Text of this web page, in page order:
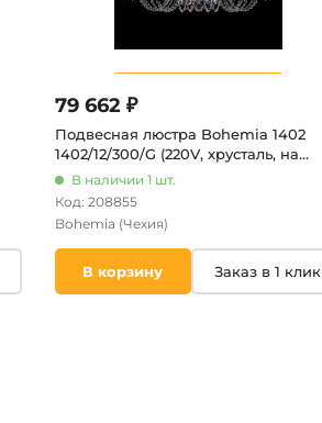
79 662 ₽
Подвесная люстра Bohemia 1402
1402/12/300/G (220V, хрусталь, на
цепи, подсвечник, свеча)
В наличии 1 шт.
Код: 208855
Bohemia (Чехия)
В корзину Заказ в 1 клик